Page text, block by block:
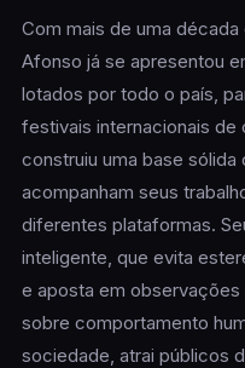
Com mais de uma década
Afonso já se apresentou
lotados por todo o país,
festivais internacionais de
construiu uma base sólida
acompanham seus
diferentes plataformas.
inteligente, que evita
e aposta em
sobre comportamento
sociedade, atrai públicos